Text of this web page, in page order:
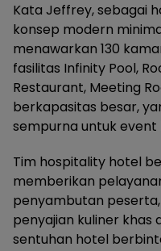
Kata Jeffrey, sebagai
konsep modern
menawarkan 130
fasilitas Infinity Pool,
Restaurant, Meeting
berkapasitas besar,
sempurna untuk
Tim hospitality hotel
memberikan
penyambutan
penyajian kuliner
sentuhan hotel